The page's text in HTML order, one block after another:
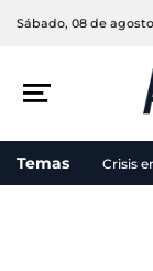
Sábado, 08 de
Temas Crisis